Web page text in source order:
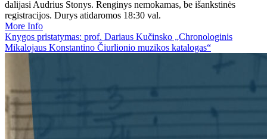
dalijasi Audrius Stonys. Renginys nemokamas, be išankstinės
registracijos. Durys atidaromos 18:30 val.
More Info
Knygos pristatymas: prof. Dariaus Kučinsko „Chronologinis
Mikalojaus Konstantino Čiurlionio muzikos katalogas“